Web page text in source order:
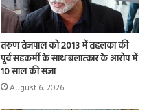
तरुण तेजपाल को 2013 में तहलका की
पूर्व सहकर्मी के साथ बलात्कार के आरोप में
10 साल की सजा
August 6, 2026